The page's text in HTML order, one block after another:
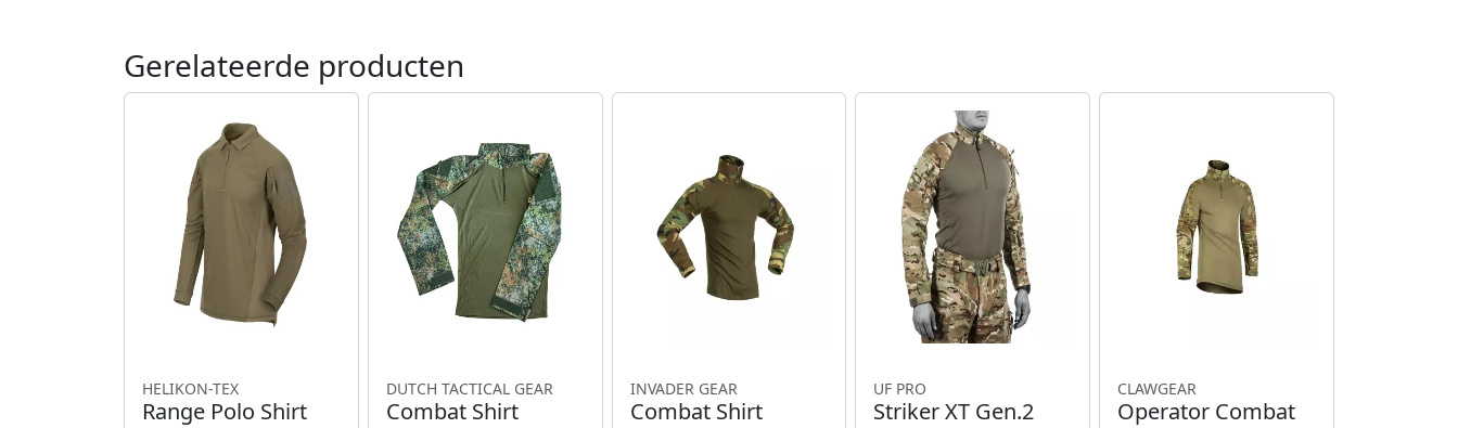
Gerelateerde producten
HELIKON-TEX
Range Polo Shirt
DUTCH TACTICAL GEAR
Combat Shirt
INVADER GEAR
Combat Shirt
UF PRO
Striker XT Gen.2
CLAWGEAR
Operator Combat